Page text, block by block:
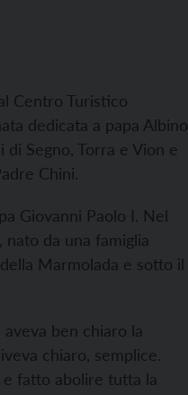
Centro Turistico
dedicata a papa Albino
di Segno, Torra e Vion e
Chini.
Giovanni Paolo I. Nel
da una famiglia
Marmolada e sotto il
ben chiaro la
chiaro, semplice.
fatto abolire tutta la